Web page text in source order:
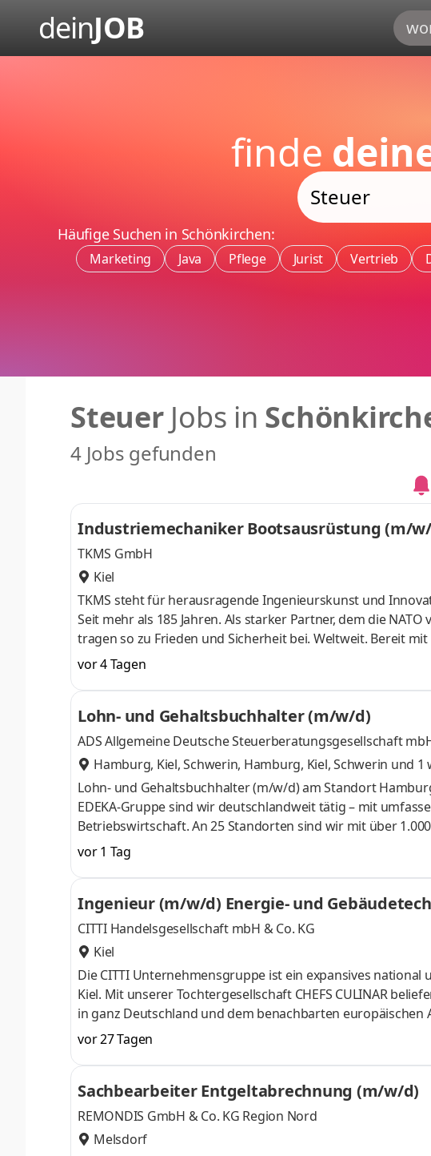
deinJOB
finde
Häufige Suchen in Schönkirchen:
Marketing Java Pflege Jurist Vertrieb
SteuerJobs in
4 Jobs gefunden
Industriemechaniker Bootsausrüstung (m/
TKMS GmbH
Kiel
TKMS steht für herausragende Ingenieurskunst und
Seit mehr als 185 Jahren. Als starker Partner, dem die
tragen so zu Frieden und Sicherheit bei. Weltweit. Bereit
Kolleginnen und Kollegen, zu arbeiten? Als wachsendes
Entwicklungsmöglichkeiten in einem internationalen,
Mechanische Bearbeitung von Fundamenten, Transport,
Booten, einschließlich Montage von Antriebs-,
vor 4 Tagen
Lohn- und Gehaltsbuchhalter (m/w/d)
ADS Allgemeine Deutsche Steuerberatungsgesellschaft
Hamburg, Kiel, Schwerin, Hamburg, Kiel, Schwerin und 1
Lohn- und Gehaltsbuchhalter (m/w/d) am Standort
EDEKA-Gruppe sind wir deutschlandweit tätig – mit
Betriebswirtschaft. An 25 Standorten sind wir mit über
großem Engagement aktiv. Als Mitarbeiter:in in der
kannst du dich von Beginn an einbringen, Prozesse aktiv
Unternehmens mit. Es erwartet dich eine Tätigkeit mit
Mandantenstruktur. Dabei übernimmst du die Veran
vor 1 Tag
Ingenieur (m/w/d) Energie- und
lien
CITTI Handelsgesellschaft mbH & Co. KG
Kiel
Die CITTI Unternehmensgruppe ist ein expansives
Kiel. Mit unserer Tochtergesellschaft CHEFS CULINAR
in ganz Deutschland und dem benachbarten europäischen
Norddeutschland, davon in Flensburg, Kiel und Lübeck
auch der weltweit tätige Schiffsausrüster HMS Hanseatic
CITTI Unternehmensgruppe. Über 10.000 Mitarbeitenden
unserem Erfolg bei.Zur Verstärkung unseres Team
vor 27 Tagen
Sachbearbeiter Entgeltabrechnung (m/w/d)
REMONDIS GmbH & Co. KG Region Nord
Melsdorf